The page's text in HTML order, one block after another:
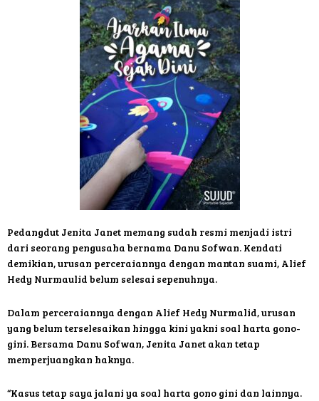
Pedangdut Jenita Janet memang sudah resmi menjadi istri
dari seorang pengusaha bernama Danu Sofwan. Kendati
demikian, urusan perceraiannya dengan mantan suami, Alief
Hedy Nurmaulid belum selesai sepenuhnya.
Dalam perceraiannya dengan Alief Hedy Nurmalid, urusan
yang belum terselesaikan hingga kini yakni soal harta gono-
gini. Bersama Danu Sofwan, Jenita Janet akan tetap
memperjuangkan haknya.
“Kasus tetap saya jalani ya soal harta gono gini dan lainnya.